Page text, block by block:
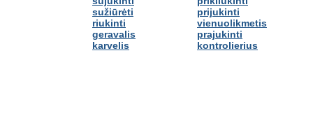
sužiūrėti
riukinti
geravalis
karvelis
prijukinti
vienuolikmetis
prajukinti
kontrolierius